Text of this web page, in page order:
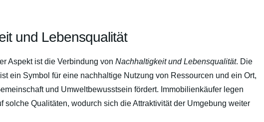
und Lebensqualität
Aspekt ist die Verbindung von Nachhaltigkeit und Lebensqualität. Die
ein Symbol für eine nachhaltige Nutzung von Ressourcen und ein Ort,
und Umweltbewusstsein fördert. Immobilienkäufer legen
solche Qualitäten, wodurch sich die Attraktivität der Umgebung weiter